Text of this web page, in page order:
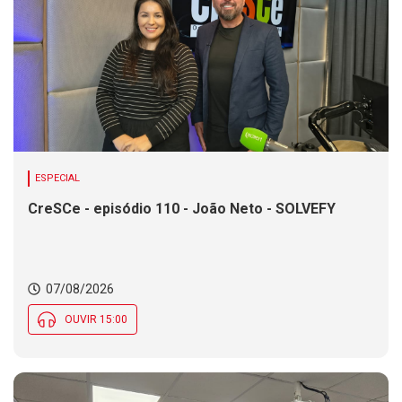
ESPECIAL
CreSCe - episódio 110 - João Neto - SOLVEFY
07/08/2026
OUVIR 15:00